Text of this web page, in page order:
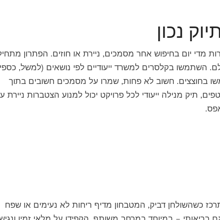
מדי יום בחיפוש אחר מסמכים, ניירת או חוזים. הפתרון
השתמשו בקלסרים למשרדייעודיים לפי נושאים (למשל,
בחוצצים. חשוב לא פחות, שמרו על מסמכים חשובים בתוך
תיק מנילה ייעודי לכל פרויקט יכול למנוע הצטברות ניירת
כשהשולחן דביק, המטבחון מדיף ריחות לא נעימים או שפח